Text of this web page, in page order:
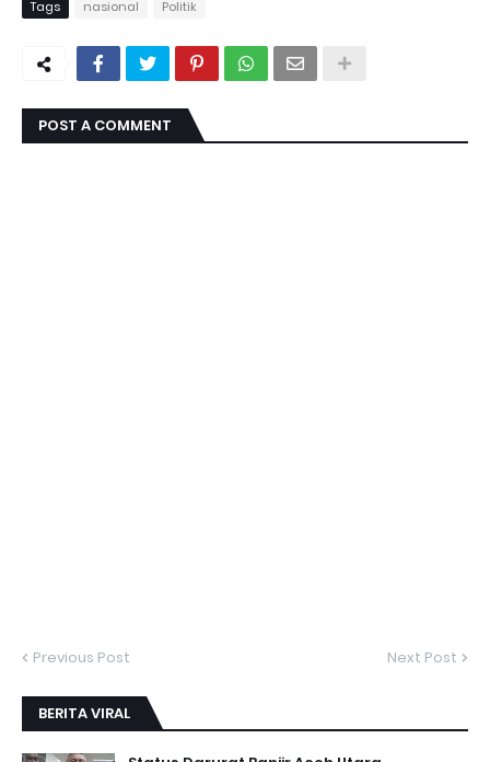
Tags nasional Politik
POST A COMMENT
Previous Post Next Post
BERITA VIRAL